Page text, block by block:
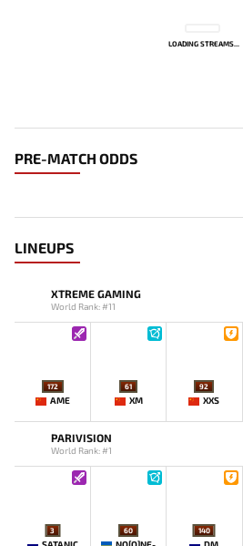
LOADING STREAMS...
PRE-MATCH ODDS
LINEUPS
XTREME GAMING
World Rank: #11
172
AME
61
XM
92
XXS
PARIVISION
World Rank: #1
3 60 140